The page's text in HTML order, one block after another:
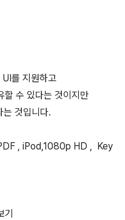
를 지원하고
할 수 있다는 것이지만
것입니다.
, iPod,1080p HD , Key